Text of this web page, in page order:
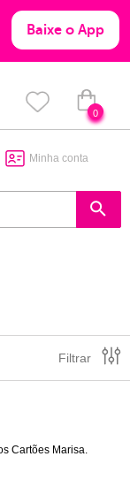
Baixe o App
0
Minha conta
Filtrar
Cartões Marisa.